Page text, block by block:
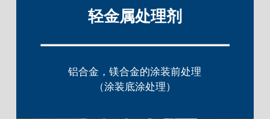
轻金属处理剂
铝合金，镁合金的涂装前处理
（涂装底涂处理）